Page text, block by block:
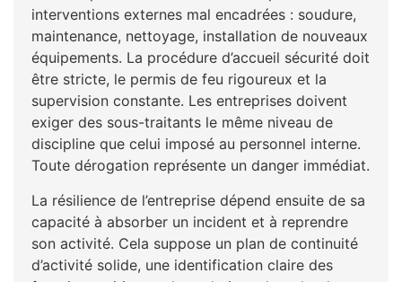
interventions externes mal encadrées : soudure,
maintenance, nettoyage, installation de nouveaux
équipements. La procédure d’accueil sécurité doit
être stricte, le permis de feu rigoureux et la
supervision constante. Les entreprises doivent
exiger des sous-traitants le même niveau de
discipline que celui imposé au personnel interne.
Toute dérogation représente un danger immédiat.
La résilience de l’entreprise dépend ensuite de sa
capacité à absorber un incident et à reprendre
son activité. Cela suppose un plan de continuité
d’activité solide, une identification claire des